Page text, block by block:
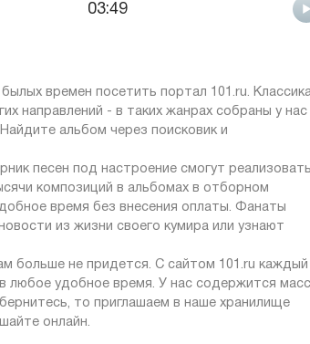
03:49
времен посетить портал 101.ru.
направлений - в таких жанрах собраны у нас
альбом через поисковик и
песен под настроение смогут
композиций в альбомах в отборном
время без внесения оплаты. Фанаты
из жизни своего кумира или узнают
больше не придется. С сайтом 101.ru каждый
любое удобное время. У нас содержится
то приглашаем в наше хранилище
онлайн.